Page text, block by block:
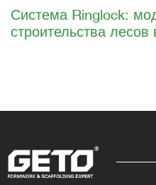
Система Ringlock:
строительства